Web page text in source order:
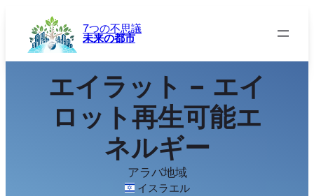
7つの不思議
未来の都市
エイラット – エイ
ロット再生可能エ
ネルギー
アラバ地域
イスラエル